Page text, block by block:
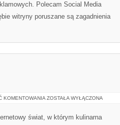
Polecam Social Media
witryny poruszane są zagadnienia
KOMENTOWANIA KULINARIA
ZOSTAŁA WYŁĄCZONA
świat, w którym kulinarna